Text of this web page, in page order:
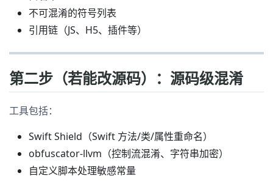
不可混淆的符号列表
引用链（JS、H5、插件等）
第二步（若能改源码）：源码级混淆
工具包括：
Swift Shield（Swift 方法/类/属性重命名）
obfuscator-llvm（控制流混淆、字符串加密）
自定义脚本处理敏感常量